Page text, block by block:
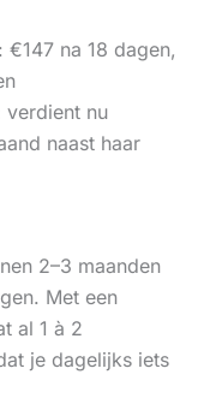
€147 na 18 dagen,
verdient nu
naast haar
2–3 maanden
Met een
al 1 à 2
je dagelijks iets